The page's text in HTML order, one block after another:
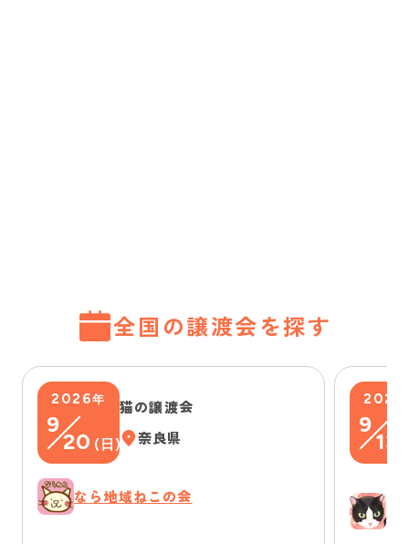
全国の譲渡会を探す
2026年
9
20 ( 日)
猫の譲渡会
奈良県
なら地域ねこの会
2026
9
13
ゆ